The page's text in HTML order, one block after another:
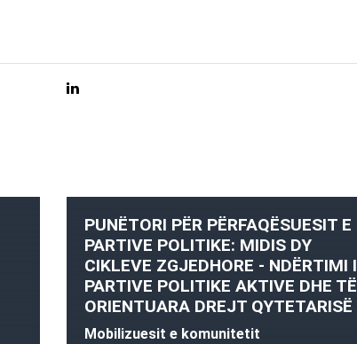
PUNËTORI PËR PËRFAQËSUESIT E
PARTIVE POLITIKE: MIDIS DY
CIKLEVE ZGJEDHORE - NDËRTIMI I
PARTIVE POLITIKE AKTIVE DHE TË
ORIENTUARA DREJT QYTETARISË
Mobilizuesit e komunitetit